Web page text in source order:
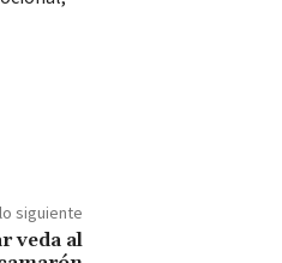
siguiente
veda al